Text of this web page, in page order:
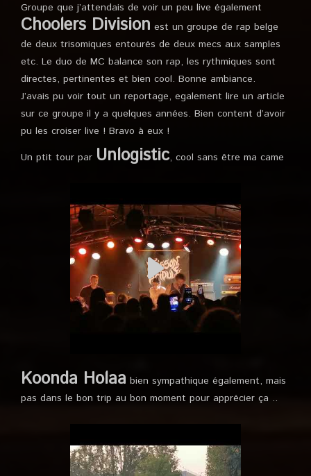
Groupe que j’attendais de voir un peu live également
Choolers Division est un groupe de rap belge
de deux trisomiques entourés de deux mecs aux samples
etc. Le duo de MC balance son rap, les rythmiques sont
directes, pertinentes et bien cool. Bonne ambiance.
J’avais pu voir tout un reportage, egalement lire un article
sur ce groupe il y a quelques années. Bien content d’avoir
pu les croiser live ! Bravo à eux !
Un ptit tour par Unlogistic, cool sans être ma came
Koonda Holaa bien sympathique également, mais
pas dans le bon trip au bon moment pour apprécier ça ..